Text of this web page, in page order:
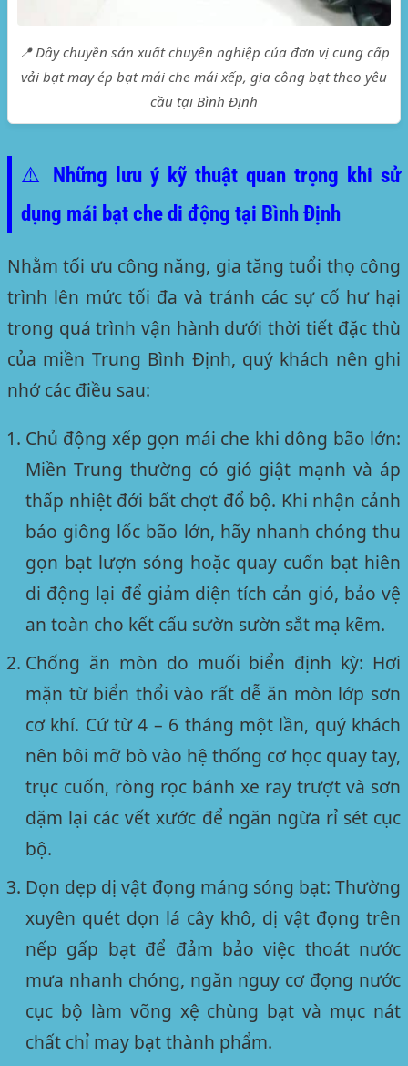
📍 Dây chuyền sản xuất chuyên nghiệp của đơn vị cung cấp
vải bạt may ép bạt mái che mái xếp, gia công bạt theo yêu
cầu tại Bình Định
⚠️ Những lưu ý kỹ thuật quan trọng khi sử
dụng mái bạt che di động tại Bình Định
Nhằm tối ưu công năng, gia tăng tuổi thọ công
trình lên mức tối đa và tránh các sự cố hư hại
trong quá trình vận hành dưới thời tiết đặc thù
của miền Trung Bình Định, quý khách nên ghi
nhớ các điều sau:
Chủ động xếp gọn mái che khi dông bão lớn:
Miền Trung thường có gió giật mạnh và áp
thấp nhiệt đới bất chợt đổ bộ. Khi nhận cảnh
báo giông lốc bão lớn, hãy nhanh chóng thu
gọn bạt lượn sóng hoặc quay cuốn bạt hiên
di động lại để giảm diện tích cản gió, bảo vệ
an toàn cho kết cấu sườn sườn sắt mạ kẽm.
Chống ăn mòn do muối biển định kỳ: Hơi
mặn từ biển thổi vào rất dễ ăn mòn lớp sơn
cơ khí. Cứ từ 4 – 6 tháng một lần, quý khách
nên bôi mỡ bò vào hệ thống cơ học quay tay,
trục cuốn, ròng rọc bánh xe ray trượt và sơn
dặm lại các vết xước để ngăn ngừa rỉ sét cục
bộ.
Dọn dẹp dị vật đọng máng sóng bạt: Thường
xuyên quét dọn lá cây khô, dị vật đọng trên
nếp gấp bạt để đảm bảo việc thoát nước
mưa nhanh chóng, ngăn nguy cơ đọng nước
cục bộ làm võng xệ chùng bạt và mục nát
chất chỉ may bạt thành phẩm.